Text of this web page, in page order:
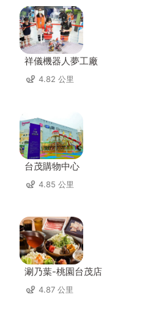
祥儀機器人夢工廠
4.82 公里
台茂購物中心
4.85 公里
涮乃葉-桃園台茂店
4.87 公里